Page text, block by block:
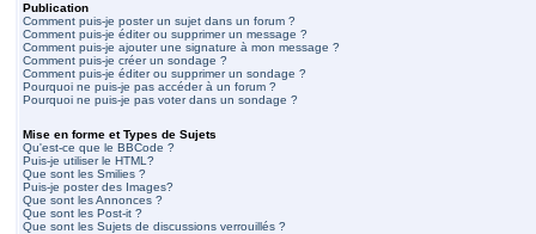
Publication
Comment puis-je poster un sujet dans un forum ?
Comment puis-je éditer ou supprimer un message ?
Comment puis-je ajouter une signature à mon message ?
Comment puis-je créer un sondage ?
Comment puis-je éditer ou supprimer un sondage ?
Pourquoi ne puis-je pas accéder à un forum ?
Pourquoi ne puis-je pas voter dans un sondage ?
Mise en forme et Types de Sujets
Qu'est-ce que le BBCode ?
Puis-je utiliser le HTML?
Que sont les Smilies ?
Puis-je poster des Images?
Que sont les Annonces ?
Que sont les Post-it ?
Que sont les Sujets de discussions verrouillés ?